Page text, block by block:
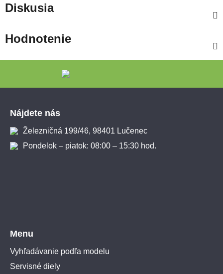
Diskusia
Hodnotenie
Nájdete nás
Železničná 199/46, 98401 Lučenec
Pondelok – piatok: 08:00 – 15:30 hod.
Menu
Vyhľadávanie podľa modelu
Servisné diely